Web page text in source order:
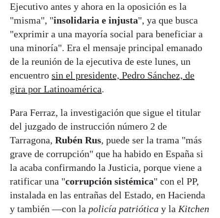
Ejecutivo antes y ahora en la oposición es la
"misma", "insolidaria e injusta", ya que busca
"exprimir a una mayoría social para beneficiar a
una minoría". Era el mensaje principal emanado
de la reunión de la ejecutiva de este lunes, un
encuentro sin el presidente, Pedro Sánchez, de
gira por Latinoamérica.
Para Ferraz, la investigación que sigue el titular
del juzgado de instrucción número 2 de
Tarragona, Rubén Rus, puede ser la trama "más
grave de corrupción" que ha habido en España si
la acaba confirmando la Justicia, porque viene a
ratificar una "corrupción sistémica" con el PP,
instalada en las entrañas del Estado, en Hacienda
y también —con la policía patriótica y la Kitchen